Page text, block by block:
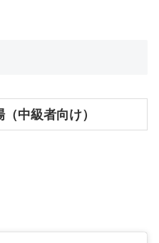
中級者向け）